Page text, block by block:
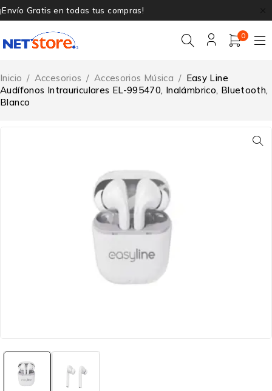
¡Envío Gratis en todas tus compras!
0
Inicio / Accesorios / Accesorios Música / Easy Line
Audífonos Intrauriculares EL-995470, Inalámbrico, Bluetooth,
Blanco